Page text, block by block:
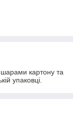
картону та
упаковці.